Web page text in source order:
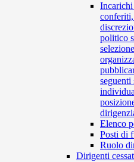
politico
Elenco
Posti di
Ruolo
Dirigenti